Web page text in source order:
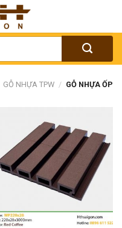
GỖ NHỰA TPW / GỖ NHỰA ỐP